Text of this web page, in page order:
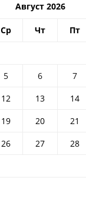
Август 2026
Ср Чт Пт
5 6 7
12 13 14
19 20 21
26 27 28